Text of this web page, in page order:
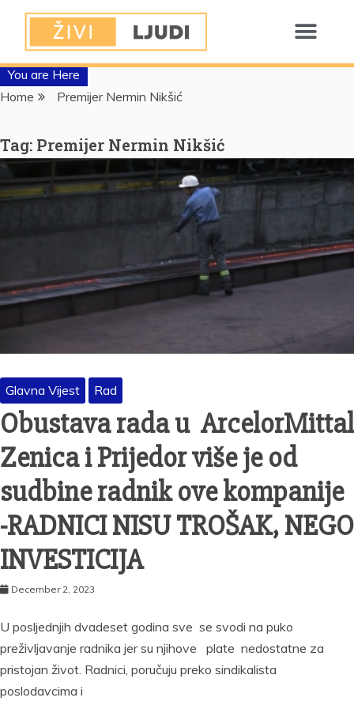
You are Here
Home
Premijer Nermin Nikšić
Tag: Premijer Nermin Nikšić
Glavna Vijest Rad
Obustava rada u ArcelorMittal
Zenica i Prijedor više je od
sudbine radnik ove kompanije
-RADNICI NISU TROŠAK, NEGO
INVESTICIJA
December 2, 2023
U posljednjih dvadeset godina sve se svodi na puko
preživljavanje radnika jer su njihove plate nedostatne za
pristojan život. Radnici, poručuju preko sindikalista
poslodavcima i